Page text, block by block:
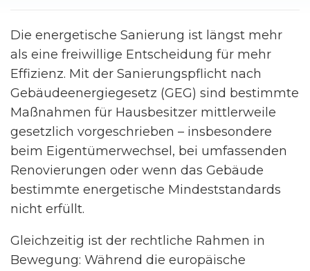
Die energetische Sanierung ist längst mehr
als eine freiwillige Entscheidung für mehr
Effizienz. Mit der Sanierungspflicht nach
Gebäudeenergiegesetz (GEG) sind bestimmte
Maßnahmen für Hausbesitzer mittlerweile
gesetzlich vorgeschrieben – insbesondere
beim Eigentümerwechsel, bei umfassenden
Renovierungen oder wenn das Gebäude
bestimmte energetische Mindeststandards
nicht erfüllt.
Gleichzeitig ist der rechtliche Rahmen in
Bewegung: Während die europäische